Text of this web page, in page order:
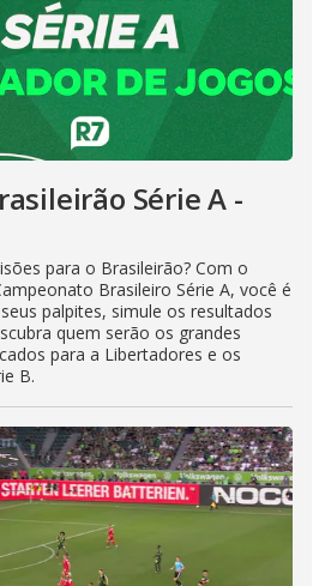
Série A -
para o Brasileirão? Com o
Brasileiro Série A, você é
palpites, simule os resultados
quem serão os grandes
para a Libertadores e os
B.